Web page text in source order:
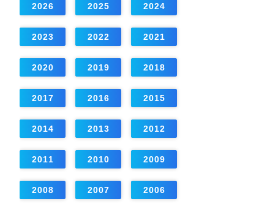
2026 2025 2024
2023 2022 2021
2020 2019 2018
2017 2016 2015
2014 2013 2012
2011 2010 2009
2008 2007 2006